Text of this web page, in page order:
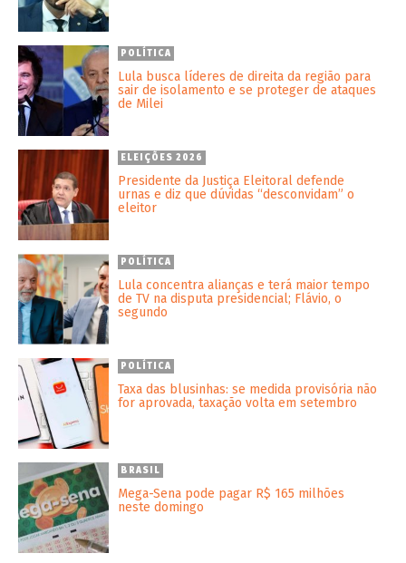
POLÍTICA
Lula busca líderes de direita da região para
sair de isolamento e se proteger de ataques
de Milei
ELEIÇÕES 2026
Presidente da Justiça Eleitoral defende
urnas e diz que dúvidas “desconvidam” o
eleitor
POLÍTICA
Lula concentra alianças e terá maior tempo
de TV na disputa presidencial; Flávio, o
segundo
POLÍTICA
Taxa das blusinhas: se medida provisória não
for aprovada, taxação volta em setembro
BRASIL
Mega-Sena pode pagar R$ 165 milhões
neste domingo